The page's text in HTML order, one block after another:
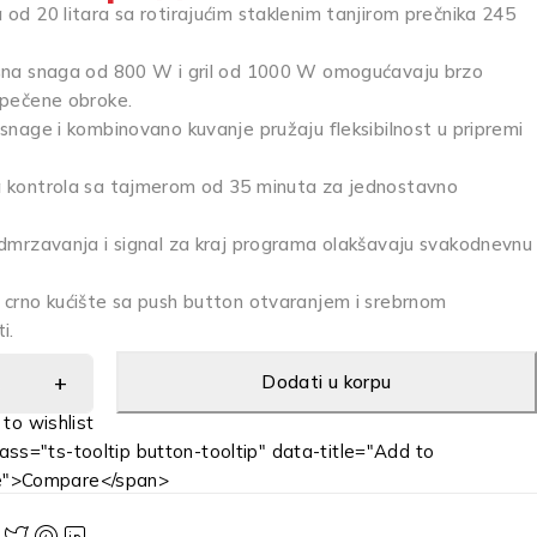
od 20 litara sa rotirajućim staklenim tanjirom prečnika 245
snaga od 800 W i gril od 1000 W omogućavaju brzo
obroke.
i kombinovano kuvanje pružaju fleksibilnost u pripremi
kontrola sa tajmerom od 35 minuta za jednostavno
i signal za kraj programa olakšavaju svakodnevnu
crno kućište sa push button otvaranjem i srebrnom
Dodati u korpu
tooltip button-tooltip" data-title="Add to
span>